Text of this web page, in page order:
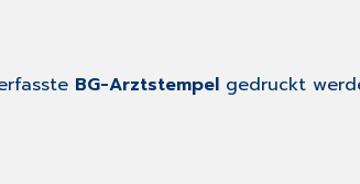
BG-Arztstempel gedruckt